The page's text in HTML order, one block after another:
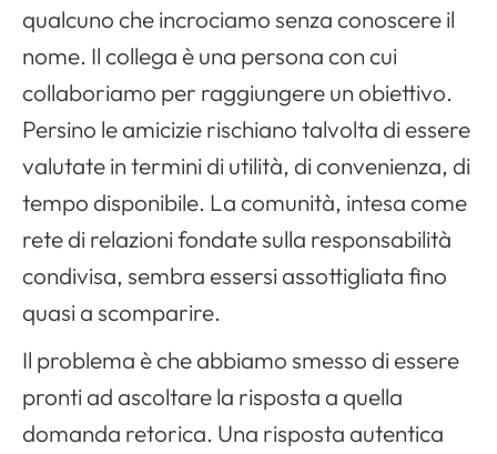
qualcuno che incrociamo senza conoscere il
nome. Il collega è una persona con cui
collaboriamo per raggiungere un obiettivo.
Persino le amicizie rischiano talvolta di essere
valutate in termini di utilità, di convenienza, di
tempo disponibile. La comunità, intesa come
rete di relazioni fondate sulla responsabilità
condivisa, sembra essersi assottigliata fino
quasi a scomparire.
Il problema è che abbiamo smesso di essere
pronti ad ascoltare la risposta a quella
domanda retorica. Una risposta autentica